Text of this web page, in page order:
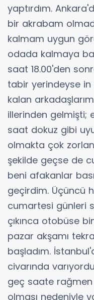
yaptırdım.
bir akrabam
kalmam uygun
odada kalmaya
saat 18.00'den
tabir yerindeyse
kalan
illerinden gelmişti;
saat dokuz gibi
olmakta çok
şekilde geçse de
beni afakanlar
geçirdim. Üçüncü
cumartesi günleri
çıkınca otobüse
pazar akşamı
başladım.
civarında
geç saate rağmen
olması nedeniyle